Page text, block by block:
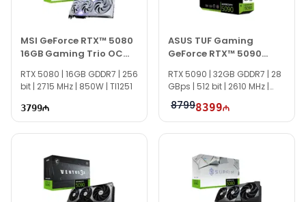
MSI GeForce RTX™ 5080
16GB Gaming Trio OC
RTX 5080 | 16GB GDDR7 | 256
bit | 2715 MHz | 850W | TI1251
3799
ASUS TUF Gaming
GeForce RTX™ 5090
32GB (512-bit) GDDR7
OC Edition
RTX 5090 | 32GB GDDR7 | 28
GBps | 512 bit | 2610 MHz |
1000W |
87998399